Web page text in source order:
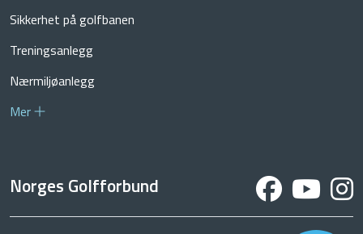
Sikkerhet på golfbanen
Treningsanlegg
Nærmiljøanlegg
Mer
Norges Golfforbund